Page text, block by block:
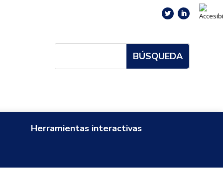
Herramientas interactivas